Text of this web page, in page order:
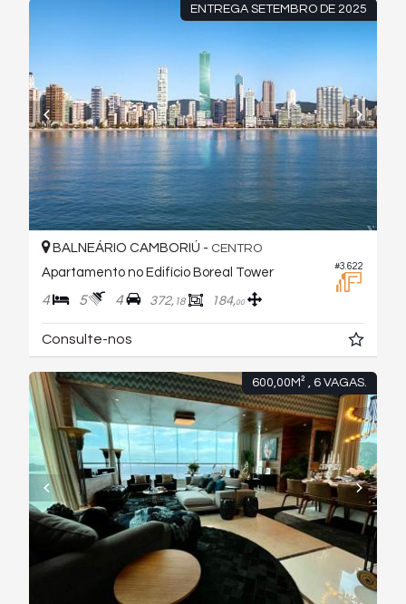
ENTREGA SETEMBRO DE 2025
#3.622
BALNEÁRIO CAMBORIÚ - CENTRO
Apartamento no Edifício Boreal Tower
4 5 4 372, 18 184,00
Consulte-nos
600,00M² , 6 VAGAS.